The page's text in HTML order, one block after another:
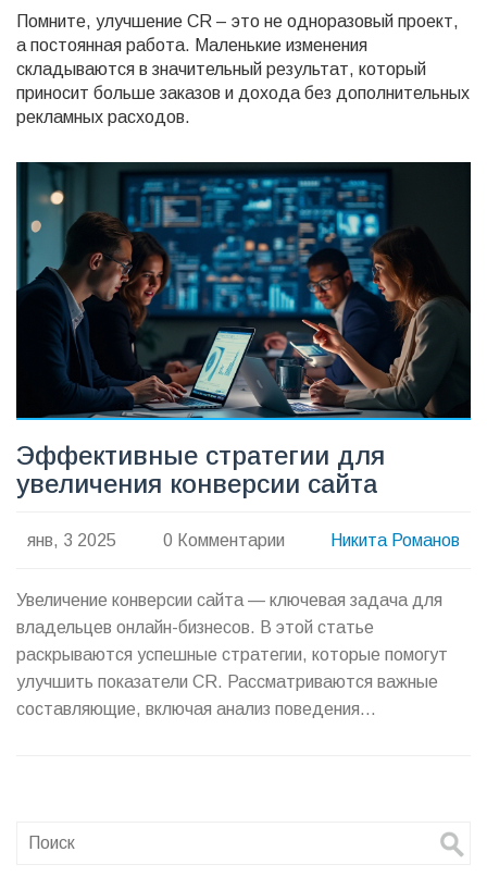
Помните, улучшение CR – это не одноразовый проект,
а постоянная работа. Маленькие изменения
складываются в значительный результат, который
приносит больше заказов и дохода без дополнительных
рекламных расходов.
Эффективные стратегии для
увеличения конверсии сайта
янв, 3 2025 0 Комментарии Никита Романов
Увеличение конверсии сайта — ключевая задача для
владельцев онлайн-бизнесов. В этой статье
раскрываются успешные стратегии, которые помогут
улучшить показатели CR. Рассматриваются важные
составляющие, включая анализ поведения